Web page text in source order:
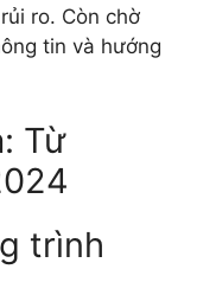
ro. Còn chờ
tin và hướng
Từ
trình